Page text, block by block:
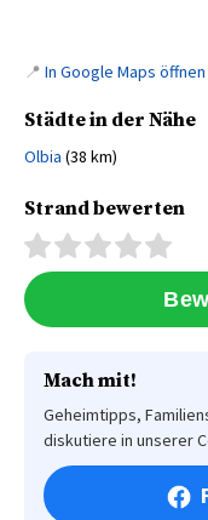
📍 In Google Maps öffnen
Städte in der Nähe
Olbia (38 km)
Strand bewerten
Mach mit!
Geheimtipps,
diskutiere in unserer